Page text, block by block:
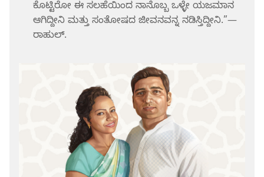
ಕೊಟ್ಟಿರೋ ಈ ಸಲಹೆಯಿಂದ ನಾನೊಬ್ಬ ಒಳ್ಳೇ ಯಜಮಾನ
ಆಗಿದ್ದೀನಿ ಮತ್ತು ಸಂತೋಷದ ಜೀವನವನ್ನ ನಡಿಸ್ತಿದ್ದೀನಿ.”—
ರಾಹುಲ್‌.